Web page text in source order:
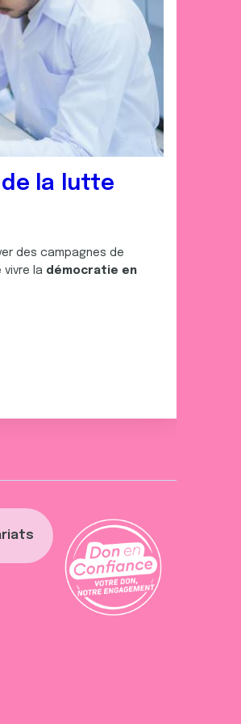
la lutte
des campagnes de
la démocratie en